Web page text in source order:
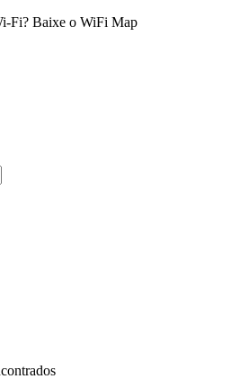
Fi? Baixe o WiFi Map